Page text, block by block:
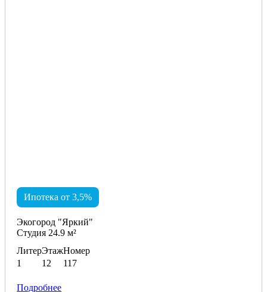
Ипотека от 3,5%
Экогород "Яркий"
Студия 24.9 м²
Литер
1
Этаж
12
Номер
117
Подробнее